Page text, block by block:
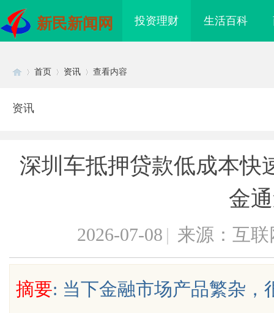
新民新闻网 投资理财 生活百科
首页 资讯 查看内容
资讯
深圳车抵押贷款低成本快
金
2026-07-08 | 来源：互联
摘要: 当下金融市场产品繁杂，
护航